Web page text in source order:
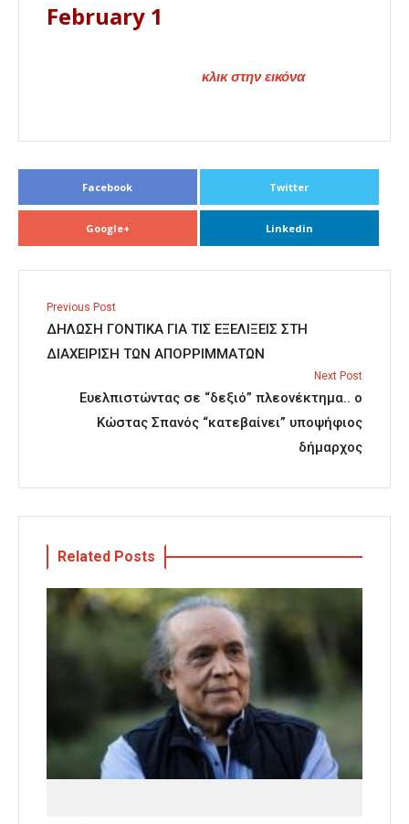
February 1
κλικ στην εικόνα
Facebook Twitter
Google+ Linkedin
Previous Post
ΔΗΛΩΣΗ ΓΟΝΤΙΚΑ ΓΙΑ ΤΙΣ ΕΞΕΛΙΞΕΙΣ ΣΤΗ
ΔΙΑΧΕΙΡΙΣΗ ΤΩΝ ΑΠΟΡΡΙΜΜΑΤΩΝ
Next Post
Ευελπιστώντας σε “δεξιό” πλεονέκτημα.. ο
Κώστας Σπανός “κατεβαίνει” υποψήφιος
δήμαρχος
Related Posts